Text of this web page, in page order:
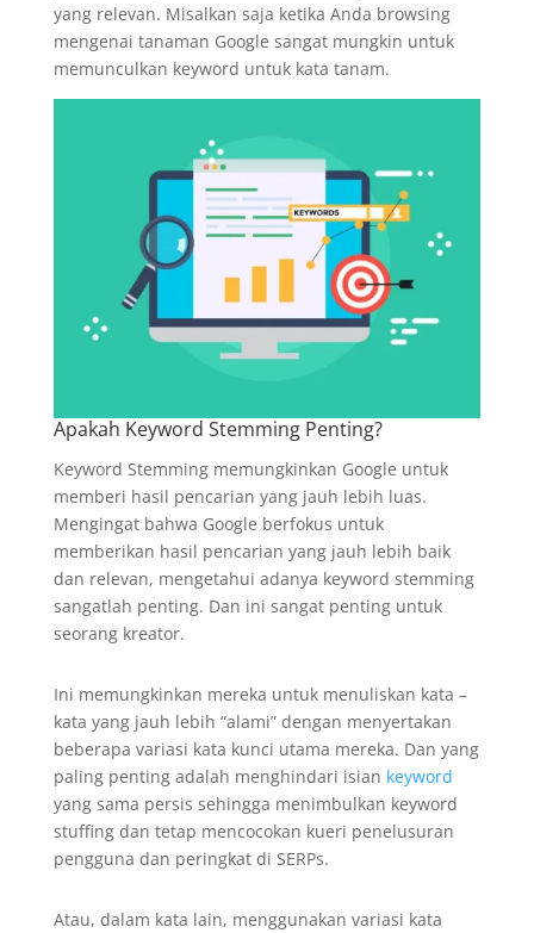
yang relevan. Misalkan saja ketika Anda browsing
mengenai tanaman Google sangat mungkin untuk
memunculkan keyword untuk kata tanam.
Apakah Keyword Stemming Penting?
Keyword Stemming memungkinkan Google untuk
memberi hasil pencarian yang jauh lebih luas.
Mengingat bahwa Google berfokus untuk
memberikan hasil pencarian yang jauh lebih baik
dan relevan, mengetahui adanya keyword stemming
sangatlah penting. Dan ini sangat penting untuk
seorang kreator.
Ini memungkinkan mereka untuk menuliskan kata –
kata yang jauh lebih “alami” dengan menyertakan
beberapa variasi kata kunci utama mereka. Dan yang
paling penting adalah menghindari isian keyword
yang sama persis sehingga menimbulkan keyword
stuffing dan tetap mencocokan kueri penelusuran
pengguna dan peringkat di SERPs.
Atau, dalam kata lain, menggunakan variasi kata